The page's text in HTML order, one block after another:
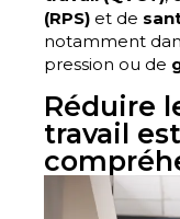
(RPS) et de
notamment
pression ou de
Réduire
travail